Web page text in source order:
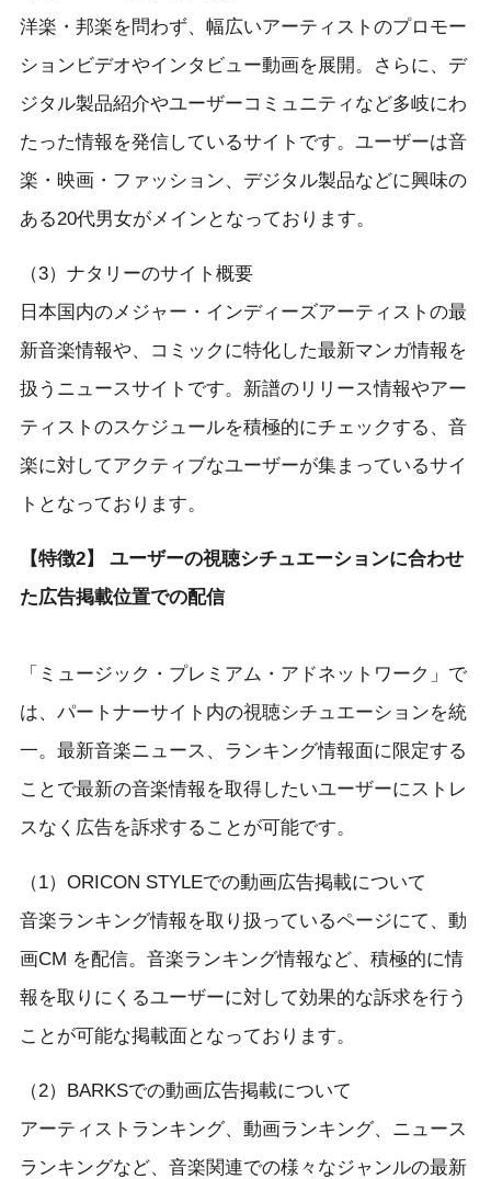
洋楽・邦楽を問わず、幅広いアーティストのプロモー
ションビデオやインタビュー動画を展開。さらに、デ
ジタル製品紹介やユーザーコミュニティなど多岐にわ
たった情報を発信しているサイトです。ユーザーは音
楽・映画・ファッション、デジタル製品などに興味の
ある20代男女がメインとなっております。
（3）ナタリーのサイト概要
日本国内のメジャー・インディーズアーティストの最
新音楽情報や、コミックに特化した最新マンガ情報を
扱うニュースサイトです。新譜のリリース情報やアー
ティストのスケジュールを積極的にチェックする、音
楽に対してアクティブなユーザーが集まっているサイ
トとなっております。
【特徴2】 ユーザーの視聴シチュエーションに合わせ
た広告掲載位置での配信
「ミュージック・プレミアム・アドネットワーク」で
は、パートナーサイト内の視聴シチュエーションを統
一。最新音楽ニュース、ランキング情報面に限定する
ことで最新の音楽情報を取得したいユーザーにストレ
スなく広告を訴求することが可能です。
（1）ORICON STYLEでの動画広告掲載について
音楽ランキング情報を取り扱っているページにて、動
画CM を配信。音楽ランキング情報など、積極的に情
報を取りにくるユーザーに対して効果的な訴求を行う
ことが可能な掲載面となっております。
（2）BARKSでの動画広告掲載について
アーティストランキング、動画ランキング、ニュース
ランキングなど、音楽関連での様々なジャンルの最新